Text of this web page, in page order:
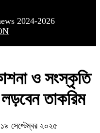
2024-2026
ও সংস্কৃতি
তাকরিম
সেপ্টেম্বর ২০২৫